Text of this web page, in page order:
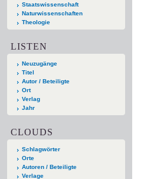
Staatswissenschaft
Naturwissenschaften
Theologie
LISTEN
Neuzugänge
Titel
Autor / Beteiligte
Ort
Verlag
Jahr
CLOUDS
Schlagwörter
Orte
Autoren / Beteiligte
Verlage